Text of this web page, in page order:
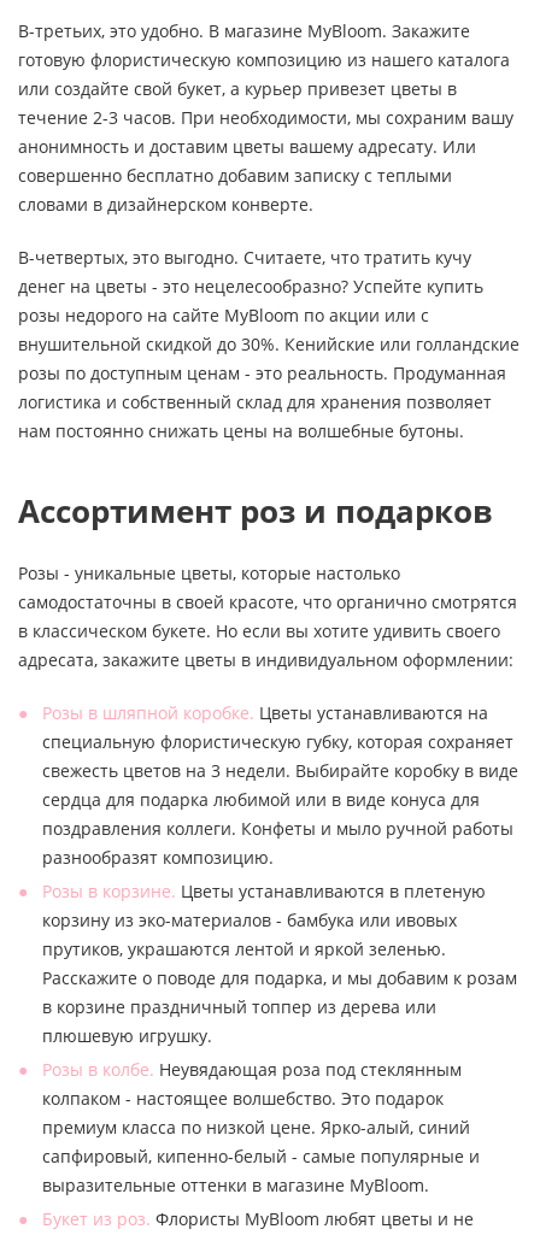
В-третьих, это удобно. В магазине MyBloom. Закажите
готовую флористическую композицию из нашего каталога
или создайте свой букет, а курьер привезет цветы в
течение 2-3 часов. При необходимости, мы сохраним вашу
анонимность и доставим цветы вашему адресату. Или
совершенно бесплатно добавим записку с теплыми
словами в дизайнерском конверте.
В-четвертых, это выгодно. Считаете, что тратить кучу
денег на цветы - это нецелесообразно? Успейте купить
розы недорого на сайте MyBloom по акции или с
внушительной скидкой до 30%. Кенийские или голландские
розы по доступным ценам - это реальность. Продуманная
логистика и собственный склад для хранения позволяет
нам постоянно снижать цены на волшебные бутоны.
Ассортимент роз и подарков
Розы - уникальные цветы, которые настолько
самодостаточны в своей красоте, что органично смотрятся
в классическом букете. Но если вы хотите удивить своего
адресата, закажите цветы в индивидуальном оформлении:
Розы в шляпной коробке. Цветы устанавливаются на
специальную флористическую губку, которая сохраняет
свежесть цветов на 3 недели. Выбирайте коробку в виде
сердца для подарка любимой или в виде конуса для
поздравления коллеги. Конфеты и мыло ручной работы
разнообразят композицию.
Розы в корзине. Цветы устанавливаются в плетеную
корзину из эко-материалов - бамбука или ивовых
прутиков, украшаются лентой и яркой зеленью.
Расскажите о поводе для подарка, и мы добавим к розам
в корзине праздничный топпер из дерева или
плюшевую игрушку.
Розы в колбе. Неувядающая роза под стеклянным
колпаком - настоящее волшебство. Это подарок
премиум класса по низкой цене. Ярко-алый, синий
сапфировый, кипенно-белый - самые популярные и
выразительные оттенки в магазине MyBloom.
Букет из роз. Флористы MyBloom любят цветы и не